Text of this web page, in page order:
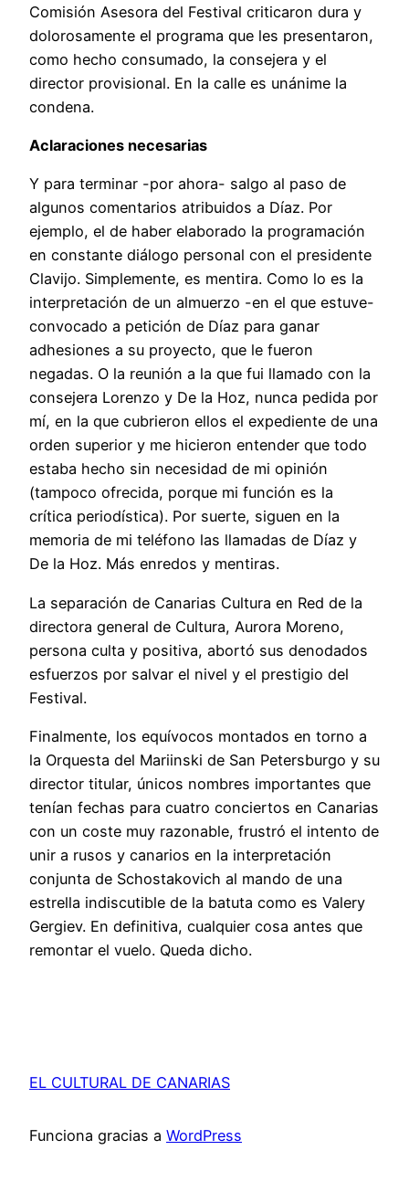
Comisión Asesora del Festival criticaron dura y
dolorosamente el programa que les presentaron,
como hecho consumado, la consejera y el
director provisional. En la calle es unánime la
condena.
Aclaraciones necesarias
Y para terminar -por ahora- salgo al paso de
algunos comentarios atribuidos a Díaz. Por
ejemplo, el de haber elaborado la programación
en constante diálogo personal con el presidente
Clavijo. Simplemente, es mentira. Como lo es la
interpretación de un almuerzo -en el que estuve-
convocado a petición de Díaz para ganar
adhesiones a su proyecto, que le fueron
negadas. O la reunión a la que fui llamado con la
consejera Lorenzo y De la Hoz, nunca pedida por
mí, en la que cubrieron ellos el expediente de una
orden superior y me hicieron entender que todo
estaba hecho sin necesidad de mi opinión
(tampoco ofrecida, porque mi función es la
crítica periodística). Por suerte, siguen en la
memoria de mi teléfono las llamadas de Díaz y
De la Hoz. Más enredos y mentiras.
La separación de Canarias Cultura en Red de la
directora general de Cultura, Aurora Moreno,
persona culta y positiva, abortó sus denodados
esfuerzos por salvar el nivel y el prestigio del
Festival.
Finalmente, los equívocos montados en torno a
la Orquesta del Mariinski de San Petersburgo y su
director titular, únicos nombres importantes que
tenían fechas para cuatro conciertos en Canarias
con un coste muy razonable, frustró el intento de
unir a rusos y canarios en la interpretación
conjunta de Schostakovich al mando de una
estrella indiscutible de la batuta como es Valery
Gergiev. En definitiva, cualquier cosa antes que
remontar el vuelo. Queda dicho.
EL CULTURAL DE CANARIAS
Funciona gracias a WordPress